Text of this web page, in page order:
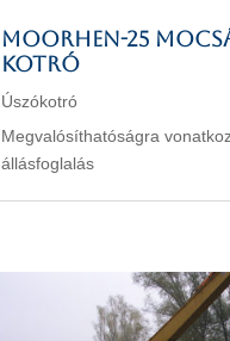
MOORHEN-25
kotró
Úszókotró
Megvalósíthatóságra
állásfoglalás